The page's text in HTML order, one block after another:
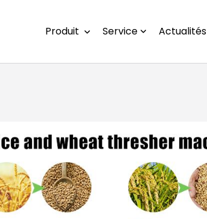
Produit Service Actualités